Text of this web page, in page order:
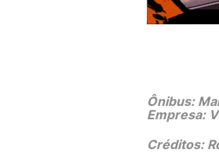
Ônibus:
Empresa:
Créditos: